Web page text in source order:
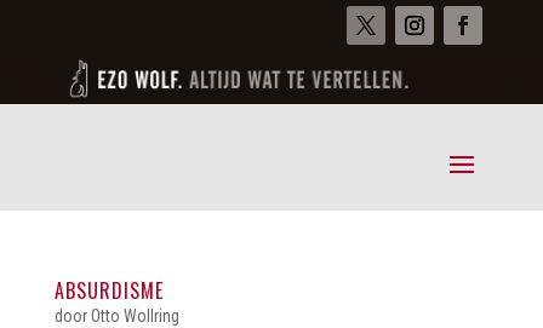
ABSURDISME
doorOtto Wollring